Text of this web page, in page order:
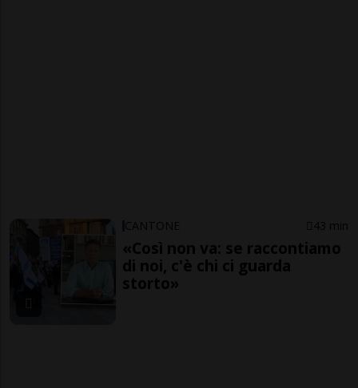
CANTONE 43 min
«Così non va: se raccontiamo
di noi, c'è chi ci guarda
storto»